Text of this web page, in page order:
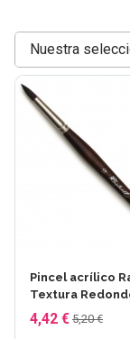
Ordenar
por
Pincel acrílico
Textura
860
4,42 € 5,20 €